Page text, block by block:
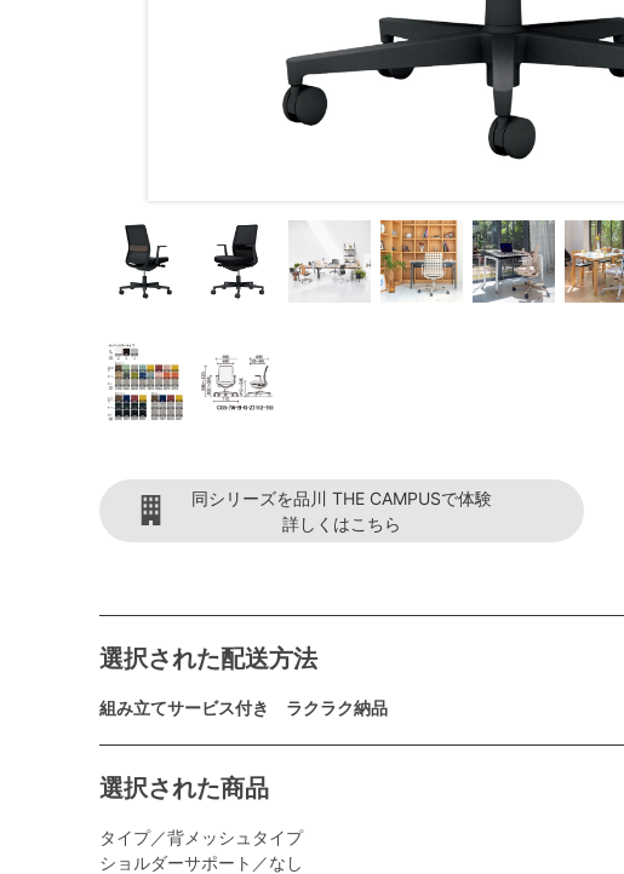
同シリーズを品川 THE CAMPUSで体験
詳しくはこちら
選択された配送方法
組み立てサービス付き ラクラク納品
選択された商品
タイプ／背メッシュタイプ
ショルダーサポート／なし